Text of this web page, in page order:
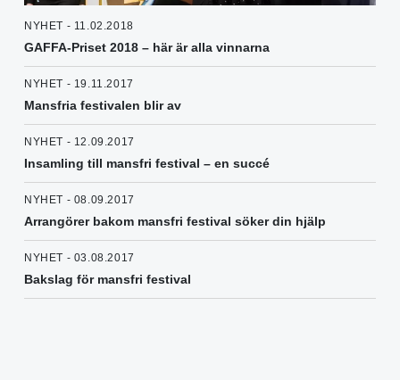
NYHET - 11.02.2018
GAFFA-Priset 2018 – här är alla vinnarna
NYHET - 19.11.2017
Mansfria festivalen blir av
NYHET - 12.09.2017
Insamling till mansfri festival – en succé
NYHET - 08.09.2017
Arrangörer bakom mansfri festival söker din hjälp
NYHET - 03.08.2017
Bakslag för mansfri festival